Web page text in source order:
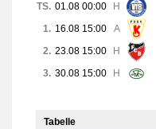
TS. 01.08 00:00 H
1. 16.08 15:00 A
2. 23.08 15:00 H
3. 30.08 15:00 H
Tabelle